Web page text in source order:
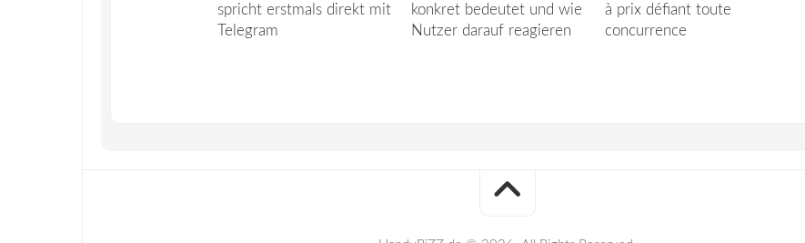
spricht erstmals direkt mit
Telegram
konkret bedeutet und wie
Nutzer darauf reagieren
à prix défiant toute
concurrence